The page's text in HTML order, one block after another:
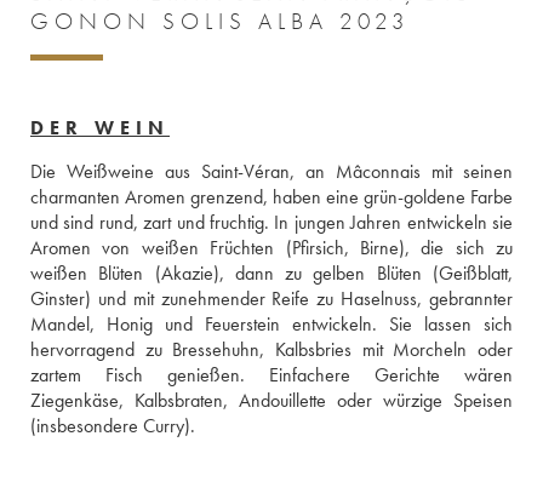
GONON SOLIS ALBA 2023
DER WEIN
Die Weißweine aus Saint-Véran, an Mâconnais mit seinen
charmanten Aromen grenzend, haben eine grün-goldene Farbe
und sind rund, zart und fruchtig. In jungen Jahren entwickeln sie
Aromen von weißen Früchten (Pfirsich, Birne), die sich zu
weißen Blüten (Akazie), dann zu gelben Blüten (Geißblatt,
Ginster) und mit zunehmender Reife zu Haselnuss, gebrannter
Mandel, Honig und Feuerstein entwickeln. Sie lassen sich
hervorragend zu Bressehuhn, Kalbsbries mit Morcheln oder
zartem Fisch genießen. Einfachere Gerichte wären
Ziegenkäse, Kalbsbraten, Andouillette oder würzige Speisen
(insbesondere Curry).